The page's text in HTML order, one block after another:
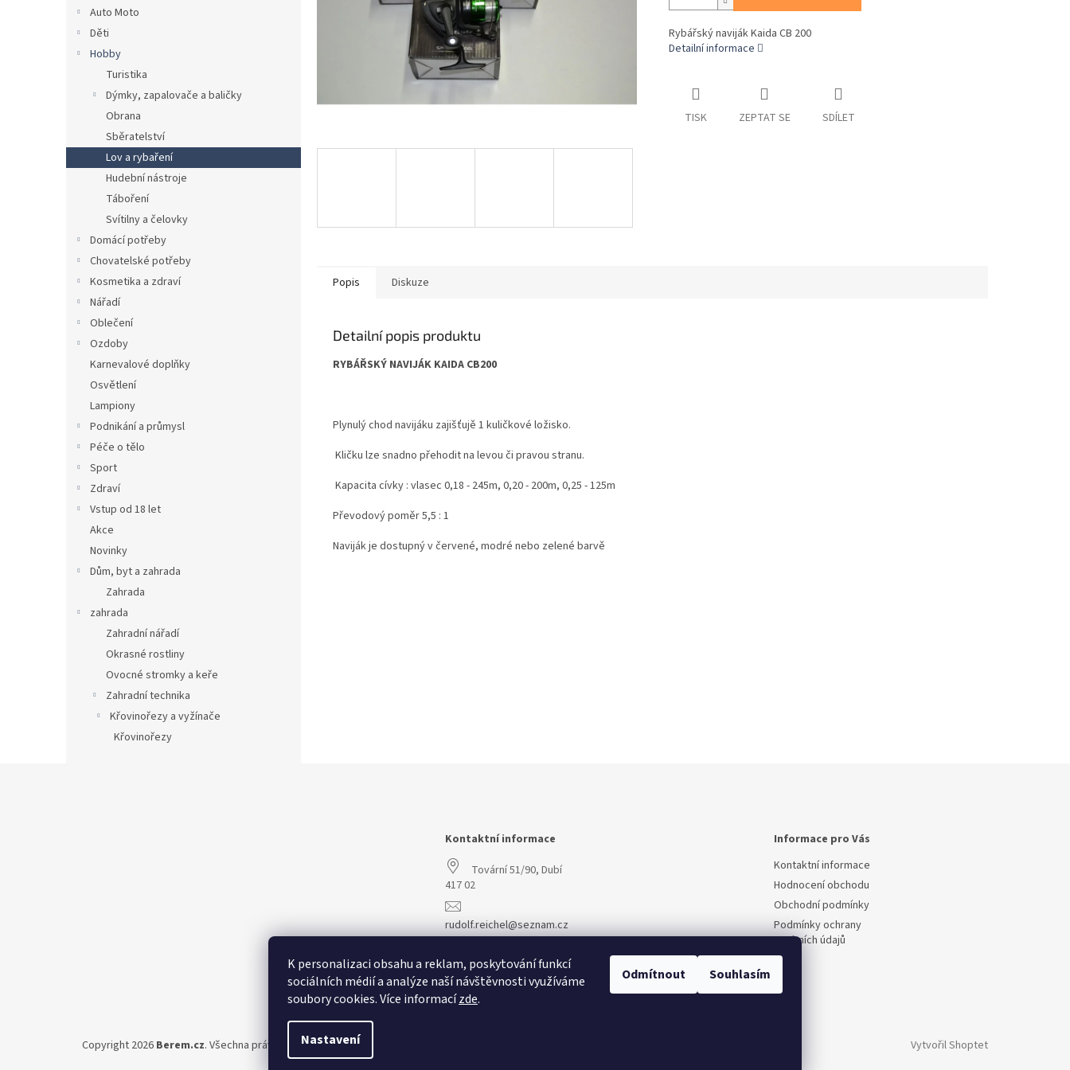
K personalizaci obsahu a reklam, poskytování funkcí
sociálních médií a analýze naší návštěvnosti využíváme
soubory cookies. Více informacízde.
Nastavení
Odmítnout Souhlasím
Auto Moto
Děti
Hobby
Turistika
Dýmky, zapalovače a baličky
Obrana
Sběratelství
Lov a rybaření
Hudební nástroje
Táboření
Svítilny a čelovky
Domácí potřeby
Chovatelské potřeby
Kosmetika a zdraví
Nářadí
Oblečení
Ozdoby
Karnevalové doplňky
Osvětlení
Lampiony
Podnikání a průmysl
Péče o tělo
Sport
Zdraví
Vstup od 18 let
Akce
Novinky
Dům, byt a zahrada
Zahrada
zahrada
Zahradní nářadí
Okrasné rostliny
Ovocné stromky a keře
Zahradní technika
Křovinořezy a vyžínače
Křovinořezy
Rybářský naviják Kaida CB 200
Detailní informace
TISK ZEPTAT SE SDÍLET
Popis Diskuze
Detailní popis produktu
RYBÁŘSKÝ NAVIJÁK KAIDA CB200
Plynulý chod navijáku zajišťujě 1 kuličkové ložisko.
Kličku lze snadno přehodit na levou či pravou stranu.
Kapacita cívky : vlasec 0,18 - 245m, 0,20 - 200m, 0,25 - 125m
Převodový poměr 5,5 : 1
Naviják je dostupný v červené, modré nebo zelené barvě
Kontaktní informace
Tovární 51/90, Dubí
417 02
rudolf.reichel@seznam.cz
Informace pro Vás
Kontaktní informace
Hodnocení obchodu
Obchodní podmínky
Podmínky ochrany
osobních údajů
Vytvořil Shoptet
Copyright 2026 Berem.cz. Všechna práva vyhrazena.Upravit nastavení cookies